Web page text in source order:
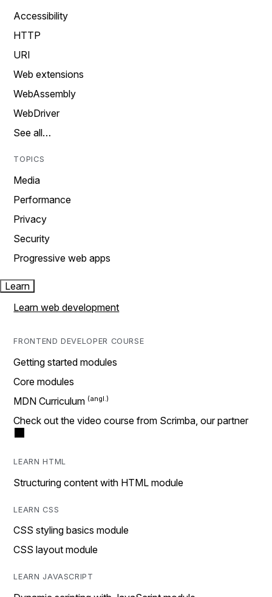
Accessibility
HTTP
URI
Web extensions
WebAssembly
WebDriver
See all…
TOPICS
Media
Performance
Privacy
Security
Progressive web apps
Learn
Learn web development
FRONTEND DEVELOPER COURSE
Getting started modules
Core modules
MDN Curriculum
Check out the video course from Scrimba, our partner
LEARN HTML
Structuring content with HTML module
LEARN CSS
CSS styling basics module
CSS layout module
LEARN JAVASCRIPT